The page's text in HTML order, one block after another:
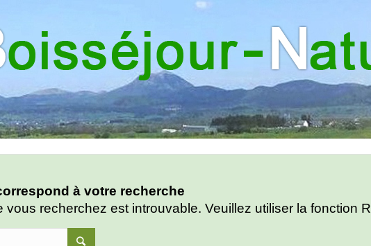
à votre recherche
vous recherchez est introuvable. Veuillez utiliser la fonction